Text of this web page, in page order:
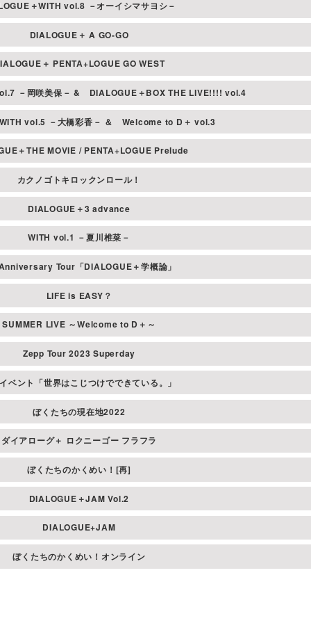
せん。
ます。お荷物等の紛
心当たりのある方は
ださい。
ます。予めご了承く
＋WITH vol.8 －オーイシマサヨシ－
DIALOGUE＋ A GO-GO
＋ PENTA+LOGUE GO WEST
－岡咲美保－ & DIALOGUE＋BOX THE LIVE!!!! vol.4
vol.5 －大橋彩香－ ＆ Welcome to D＋ vol.3
＋THE MOVIE / PENTA+LOGUE Prelude
カクノゴトキロックンロール！
DIALOGUE＋3 advance
WITH vol.1 －夏川椎菜－
Tour「DIALOGUE＋学概論」
LIFE is EASY？
SUMMER LIVE ～Welcome to D＋～
Zepp Tour 2023 Superday
ベント「世界はこじつけでできている。」
ぼくたちの現在地2022
ダイアローグ＋ ロクニーゴー フラフラ
ぼくたちのかくめい！[再]
DIALOGUE＋JAM Vol.2
DIALOGUE+JAM
ぼくたちのかくめい！オンライン